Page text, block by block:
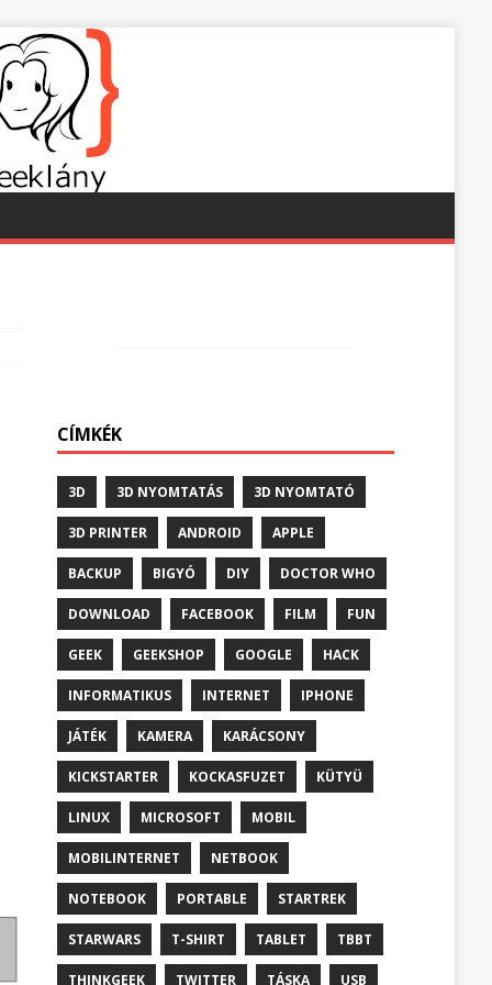
CÍMKÉK
3D 3D NYOMTATÁS 3D NYOMTATÓ
3D PRINTER ANDROID APPLE
BACKUP BIGYÓ DIY DOCTOR WHO
DOWNLOAD FACEBOOK FILM FUN
GEEK GEEKSHOP GOOGLE HACK
INFORMATIKUS INTERNET IPHONE
JÁTÉK KAMERA KARÁCSONY
KICKSTARTER KOCKASFUZET KÜTYÜ
LINUX MICROSOFT MOBIL
MOBILINTERNET NETBOOK
NOTEBOOK PORTABLE STARTREK
STARWARS T-SHIRT TABLET TBBT
THINKGEEK TWITTER TÁSKA USB